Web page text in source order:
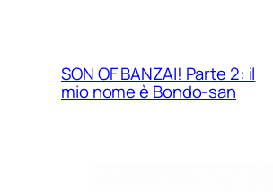
SON OF BANZAI! Parte 2: il
mio nome è Bondo-san